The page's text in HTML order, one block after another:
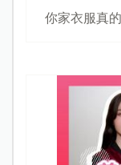
你家衣服真